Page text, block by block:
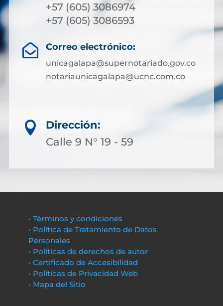
+57 (605) 3086974
+57 (605) 3086593
 Correo electrónico:
unicagalapa@supernotariado.gov.co
notariaunicagalapa@ucnc.com.co

Dirección:
Calle 9 N° 19 - 59
• Términos y condiciones
• Política de Tratamiento de Datos
Personales
• Políticas de derechos de autor
• Certificado de Accesibilidad
• Políticas de Privacidad Web
• Mapa del Sitio